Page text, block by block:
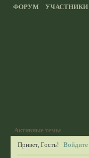
ФОРУМ УЧАСТНИКИ
Активные темы
Привет, Гость! Войдите